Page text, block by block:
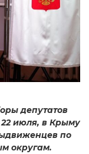
депутатов
июля, в Крыму
по
округам.